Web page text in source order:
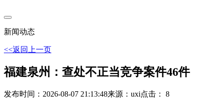
新闻动态
<<返回上一页
福建泉州：查处不正当竞争案件46件
发布时间：2026-08-07 21:13:48来源：uxi点击： 8